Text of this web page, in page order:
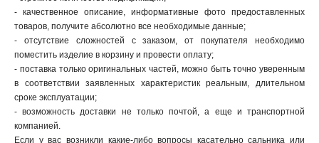
- качественное описание, информативные фото предоставленных
товаров, получите абсолютно все необходимые данные;
- отсутствие сложностей с заказом, от покупателя необходимо
поместить изделие в корзину и провести оплату;
- поставка только оригинальных частей, можно быть точно уверенным
в соответствии заявленных характеристик реальным, длительном
сроке эксплуатации;
- возможность доставки не только почтой, а еще и транспортной
компанией.
Если у вас возникли какие-либо вопросы касательно сальника или